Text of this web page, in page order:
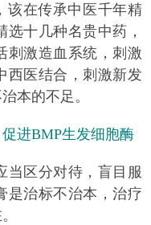
该在传承中医千年精
十几种名贵中药，
刺激造血系统，刺激
西医结合，刺激新发
本的不足。
进BMP生发细胞酶
区分对待，盲目服
是治标不治本，治疗